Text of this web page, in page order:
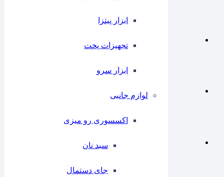
ابزار پیتزا
تجهیزات پخت
ابزار سرو
لوازم جانبی
اکسسوری رو میزی
سبد نان
جای دستمال